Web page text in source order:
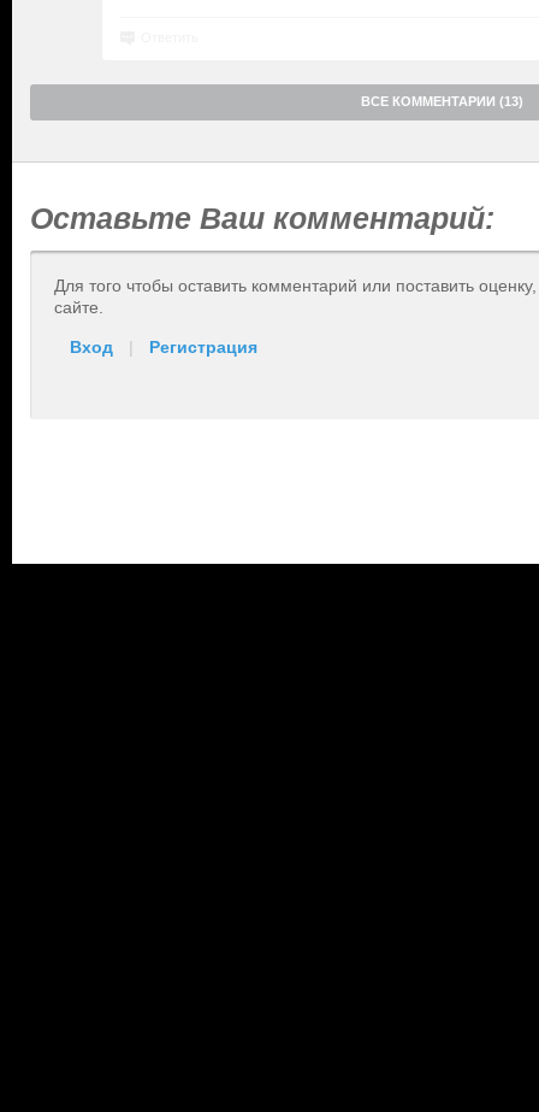
ВСЕ КОММЕНТАРИИ (13)
Оставьте Ваш комментарий:
Для того чтобы оставить комментарий или поставить
сайте.
Вход | Регистрация